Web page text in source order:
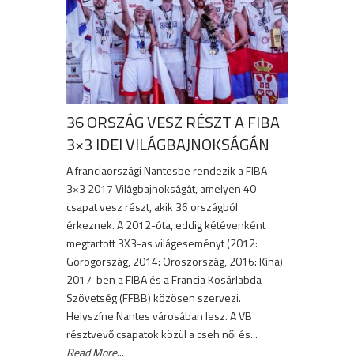
36 ORSZÁG VESZ RÉSZT A FIBA
3×3 IDEI VILÁGBAJNOKSÁGÁN
A franciaországi Nantesbe rendezik a FIBA
3×3 2017 Világbajnokságát, amelyen 40
csapat vesz részt, akik 36 országból
érkeznek. A 2012-óta, eddig kétévenként
megtartott 3X3-as világeseményt (2012:
Görögország, 2014: Oroszország, 2016: Kína)
2017-ben a FIBA és a Francia Kosárlabda
Szövetség (FFBB) közösen szervezi.
Helyszíne Nantes városában lesz. A VB
résztvevő csapatok közül a cseh női és...
Read More...